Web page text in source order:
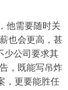
他需要随时关
也会更高，甚
少公司要求其
，既能写吊炸
，更要能胜任